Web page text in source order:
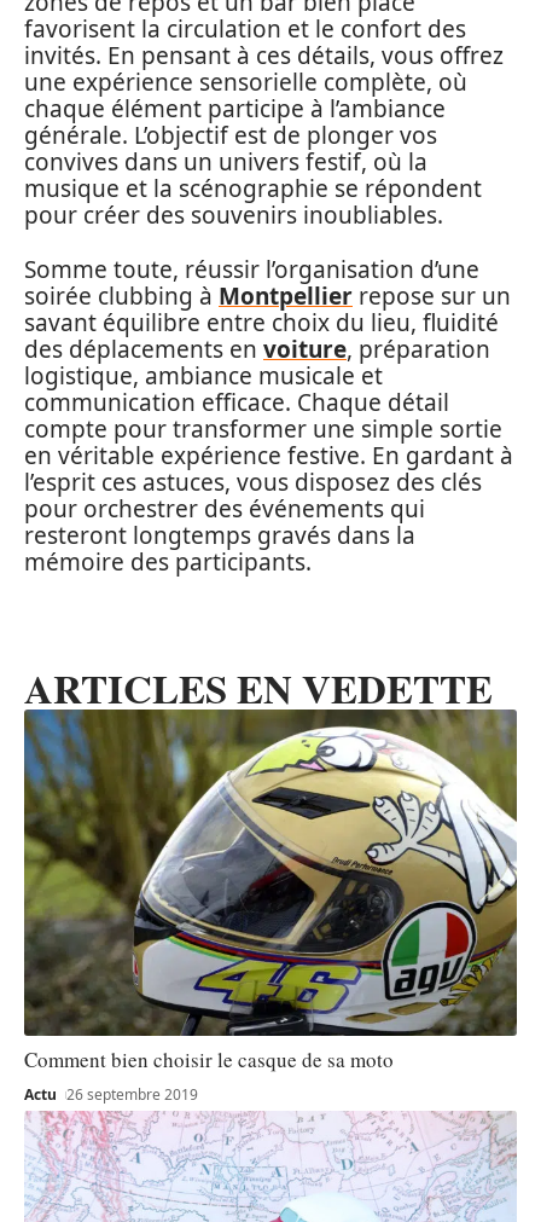
favorisent la circulation et le confort des
invités. En pensant à ces détails, vous offrez
une expérience sensorielle complète, où
chaque élément participe à l’ambiance
générale. L’objectif est de plonger vos
convives dans un univers festif, où la
musique et la scénographie se répondent
pour créer des souvenirs inoubliables.
Somme toute, réussir l’organisation d’une
soirée clubbing à Montpellier repose sur un
savant équilibre entre choix du lieu, fluidité
des déplacements en voiture, préparation
logistique, ambiance musicale et
communication efficace. Chaque détail
compte pour transformer une simple sortie
en véritable expérience festive. En gardant à
l’esprit ces astuces, vous disposez des clés
pour orchestrer des événements qui
resteront longtemps gravés dans la
mémoire des participants.
ARTICLES EN VEDETTE
Comment bien choisir le casque de sa moto
Actu 26 septembre 2019